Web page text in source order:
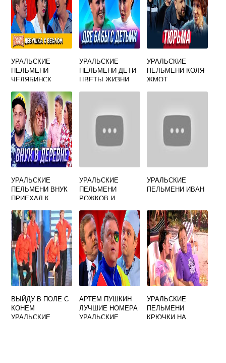
УРАЛЬСКИЕ
ПЕЛЬМЕНИ
ЧЕЛЯБИНСК
УРАЛЬСКИЕ
ПЕЛЬМЕНИ ДЕТИ
ЦВЕТЫ ЖИЗНИ
УРАЛЬСКИЕ
ПЕЛЬМЕНИ КОЛЯ
ЖМОТ
УРАЛЬСКИЕ
ПЕЛЬМЕНИ ВНУК
ПРИЕХАЛ К
ДЕРЕВНЮ
УРАЛЬСКИЕ
ПЕЛЬМЕНИ
РОЖКОВ И
УРАЛЬСКИЕ
ПЕЛЬМЕНИ ИВАН
ВЫЙДУ В ПОЛЕ С
КОНЕМ
УРАЛЬСКИЕ
АРТЕМ ПУШКИН
ЛУЧШИЕ НОМЕРА
УРАЛЬСКИЕ
УРАЛЬСКИЕ
ПЕЛЬМЕНИ
КРЮЧКИ НА